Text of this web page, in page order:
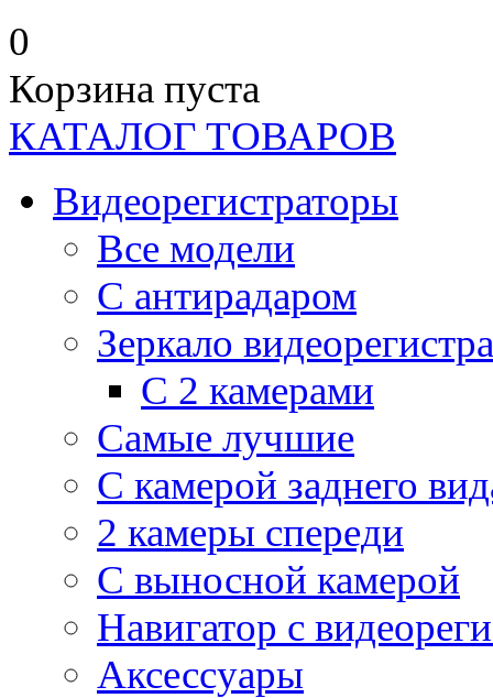
0
Корзина пуста
КАТАЛОГ ТОВАРОВ
Видеорегистраторы
Все модели
C антирадаром
Зеркало
С 2 камерами
Самые лучшие
С камерой заднего
2 камеры спереди
С выносной камерой
Навигатор с
Аксессуары